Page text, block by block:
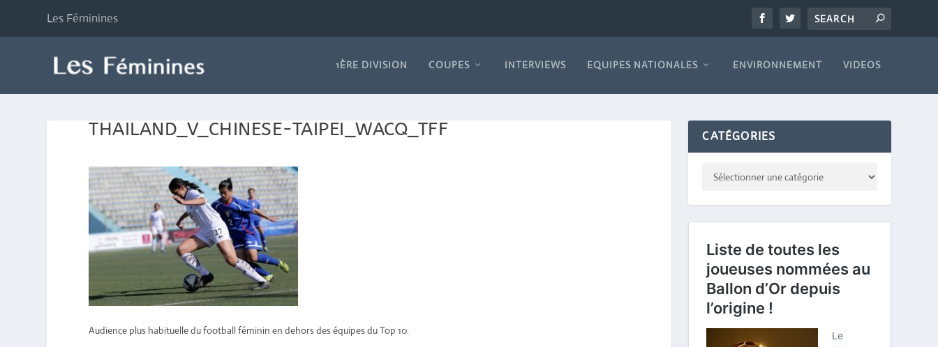
Les Féminines
1ÈRE DIVISION COUPES INTERVIEWS EQUIPES NATIONALES ENVIRONNEMENT VIDEOS
THAILAND_V_CHINESE-TAIPEI_WACQ_TFF
Audience plus habituelle du football féminin en dehors des équipes du Top 10.
CATÉGORIES